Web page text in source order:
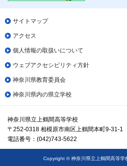
サイトマップ
アクセス
個人情報の取扱いについて
ウェブアクセシビリティ方針
神奈川県教育委員会
神奈川県内の県立学校
神奈川県立上鶴間高等学校
〒252-0318 相模原市南区上鶴間本町9-31-1
電話番号：(042)743-5622
Copyright © 神奈川県立上鶴間高等学